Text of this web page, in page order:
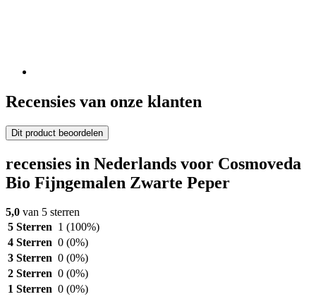
Recensies van onze klanten
Dit product beoordelen
recensies in Nederlands voor Cosmoveda
Bio Fijngemalen Zwarte Peper
5,0 van 5 sterren
5 Sterren 1 (100%)
4 Sterren 0 (0%)
3 Sterren 0 (0%)
2 Sterren 0 (0%)
1 Sterren 0 (0%)